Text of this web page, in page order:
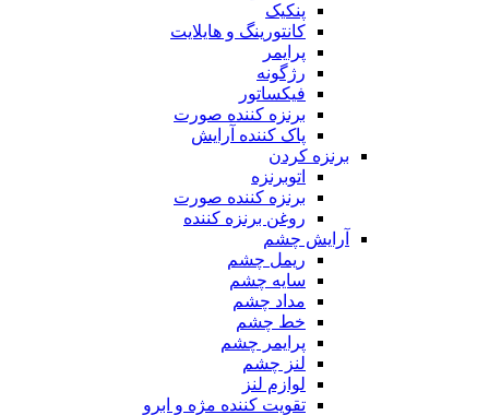
پنکیک
کانتورینگ و هایلایت
پرایمر
رژگونه
فیکساتور
برنزه کننده صورت
پاک کننده آرایش
برنزه کردن
اتوبرنزه
برنزه کننده صورت
روغن برنزه کننده
آرایش چشم
ریمل چشم
سایه چشم
مداد چشم
خط چشم
پرایمر چشم
لنز چشم
لوازم لنز
تقویت کننده مژه و ابرو